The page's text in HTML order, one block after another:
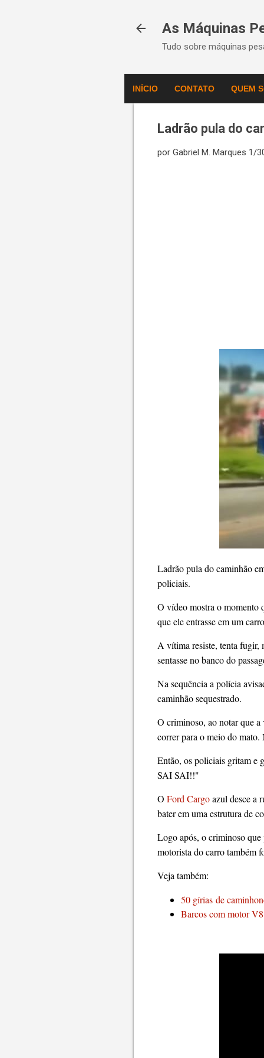
As Máquinas
Tudo sobre máquinas
INÍCIO CONTATO QUEM
Ladrão pula do
por Gabriel M. Marques 1/
Ladrão pula do caminhão
policiais.
O vídeo mostra o momento
que ele entrasse em um
A vítima resiste, tenta fugir,
sentasse no banco do
Na sequência a polícia
caminhão sequestrado.
O criminoso, ao notar que a
correr para o meio do
Então, os policiais gritam e
SAI SAI!!"
O Ford Cargoazul desce a
bater em uma estrutura de
Logo após, o criminoso
motorista do carro também
Veja também:
50 gírias de
Barcos com motor